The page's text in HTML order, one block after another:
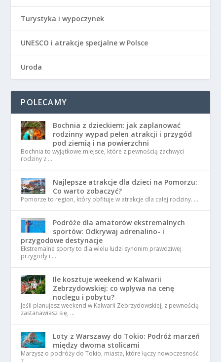
Turystyka i wypoczynek
UNESCO i atrakcje specjalne w Polsce
Uroda
POLECAMY
Bochnia z dzieckiem: jak zaplanować
rodzinny wypad pełen atrakcji i przygód
pod ziemią i na powierzchni
Bochnia to wyjątkowe miejsce, które z pewnością zachwyci
rodziny z …
Najlepsze atrakcje dla dzieci na Pomorzu:
Co warto zobaczyć?
Pomorze to region, który obfituje w atrakcje dla całej rodziny. …
Podróże dla amatorów ekstremalnych
sportów: Odkrywaj adrenalino- i
przygodowe destynacje
Ekstremalne sporty to dla wielu ludzi synonim prawdziwej
przygody i …
Ile kosztuje weekend w Kalwarii
Zebrzydowskiej: co wpływa na cenę
noclegu i pobytu?
Jeśli planujesz weekend w Kalwarii Zebrzydowskiej, z pewnością
zastanawiasz się, …
Loty z Warszawy do Tokio: Podróż marzeń
między dwoma stolicami
Marzysz o podróży do Tokio, miasta, które łączy nowoczesność